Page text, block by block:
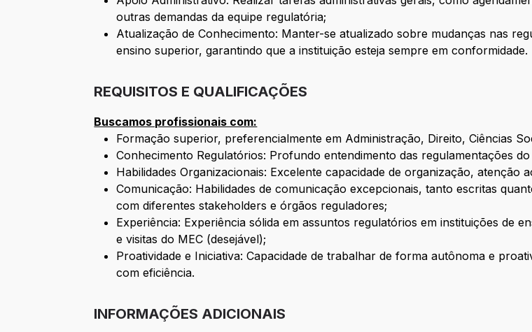
outras demandas da equipe regulatória;
Atualização de Conhecimento: Manter-se atualizado sobre mudanças nas
ensino superior, garantindo que a instituição esteja sempre em conformidade.
REQUISITOS E QUALIFICAÇÕES
Buscamos profissionais com:
Formação superior, preferencialmente em Administração, Direito, Ciências
Conhecimento Regulatórios: Profundo entendimento das regulamentações
Habilidades Organizacionais: Excelente capacidade de organização, atenção
Comunicação: Habilidades de comunicação excepcionais, tanto escritas
com diferentes stakeholders e órgãos reguladores;
Experiência: Experiência sólida em assuntos regulatórios em instituições de
e visitas do MEC (desejável);
Proatividade e Iniciativa: Capacidade de trabalhar de forma autônoma e
com eficiência.
INFORMAÇÕES ADICIONAIS